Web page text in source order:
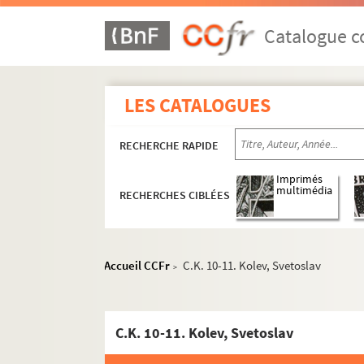
Catalogue
LES CATALOGUES
RECHERCHE RAPIDE
RECHERCHES CIBLÉES
Imprimés
multimédia
Accueil CCFr > C.K. 10-11. Kolev, Svetoslav
C.K. 10-11. Kolev, Svetoslav
Productions littéraires de tiers
Correspondance active
Correspondance passive
F-I
C.J. 1-6 ; 9-20. Jabès, Edmond
C.J. 21. Jaccottet, Philippe